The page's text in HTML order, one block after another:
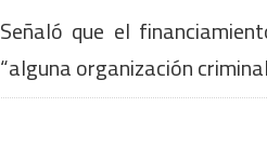
Señaló que el
“alguna organización